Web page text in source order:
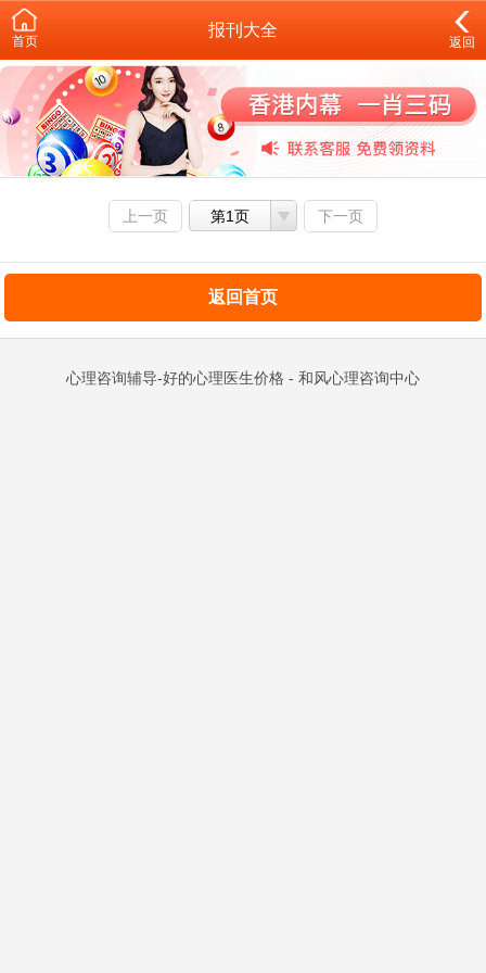
首页
报刊大全
返回
上一页 第1页 下一页
返回首页
心理咨询辅导-好的心理医生价格 - 和风心理咨询中心